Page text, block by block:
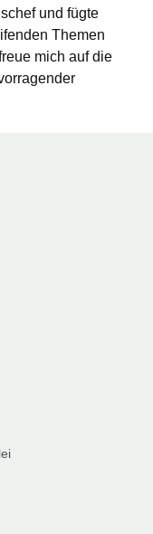
und fügte
Themen
mich auf die